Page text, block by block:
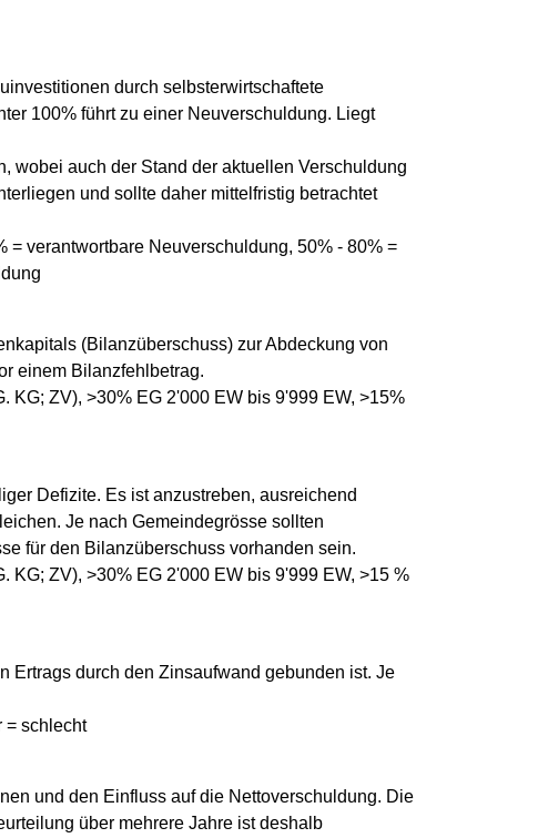
durch selbsterwirtschaftete
100% führt zu einer Neuverschuldung. Liegt
wobei auch der Stand der aktuellen Verschuldung
und sollte daher mittelfristig betrachtet
= verantwortbare Neuverschuldung, 50% - 80% =
(Bilanzüberschuss) zur Abdeckung von
einem Bilanzfehlbetrag.
KG; ZV), >30% EG 2'000 EW bis 9'999 EW, >15%
Defizite. Es ist anzustreben, ausreichend
Je nach Gemeindegrösse sollten
für den Bilanzüberschuss vorhanden sein.
KG; ZV), >30% EG 2'000 EW bis 9'999 EW, >15 %
Ertrags durch den Zinsaufwand gebunden ist. Je
= schlecht
und den Einfluss auf die Nettoverschuldung. Die
über mehrere Jahre ist deshalb